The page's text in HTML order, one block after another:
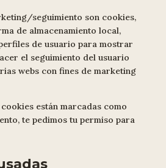
seguimiento son cookies,
de almacenamiento local,
de usuario para mostrar
el seguimiento del usuario
webs con fines de marketing
están marcadas como
te pedimos tu permiso para